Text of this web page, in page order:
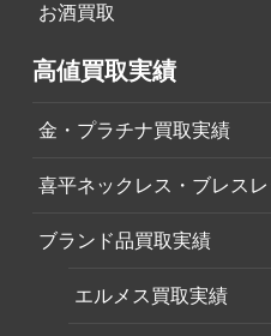
お酒買取
高値買取実績
金・プラチナ買取実績
喜平ネックレス・ブレス
ブランド品買取実績
エルメス買取実績